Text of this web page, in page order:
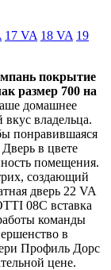
17 VA 18 VA 19
покрытие
размер 700 на
домашнее
владельца.
понравившаяся
Дверь в цвете
помещения.
создающий
дверь 22 VA
08C вставка
команды
в
Профиль Дорс
цене.